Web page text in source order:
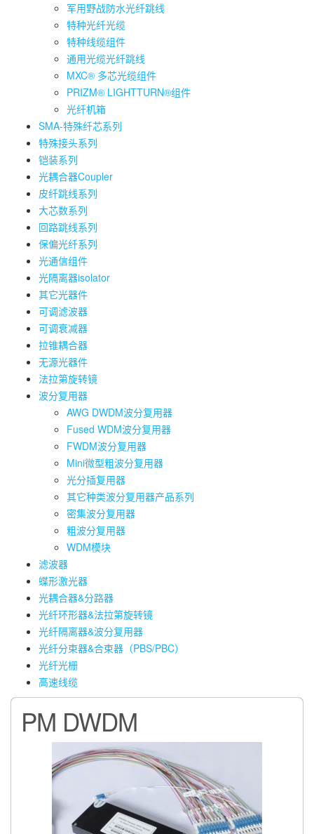
军用野战防水光纤跳线
特种光纤光缆
特种线缆组件
通用光缆光纤跳线
MXC® 多芯光缆组件
PRIZM® LIGHTTURN®组件
光纤机箱
SMA-特殊纤芯系列
特殊接头系列
铠装系列
光耦合器Coupler
皮纤跳线系列
大芯数系列
回路跳线系列
保偏光纤系列
光通信组件
光隔离器isolator
其它光器件
可调滤波器
可调衰减器
拉锥耦合器
无源光器件
法拉第旋转镜
波分复用器
AWG DWDM波分复用器
Fused WDM波分复用器
FWDM波分复用器
Mini微型粗波分复用器
光分插复用器
其它种类波分复用器产品系列
密集波分复用器
粗波分复用器
WDM模块
滤波器
蝶形激光器
光耦合器&分路器
光纤环形器&法拉第旋转镜
光纤隔离器&波分复用器
光纤分束器&合束器（PBS/PBC）
光纤光栅
高速线缆
PM DWDM